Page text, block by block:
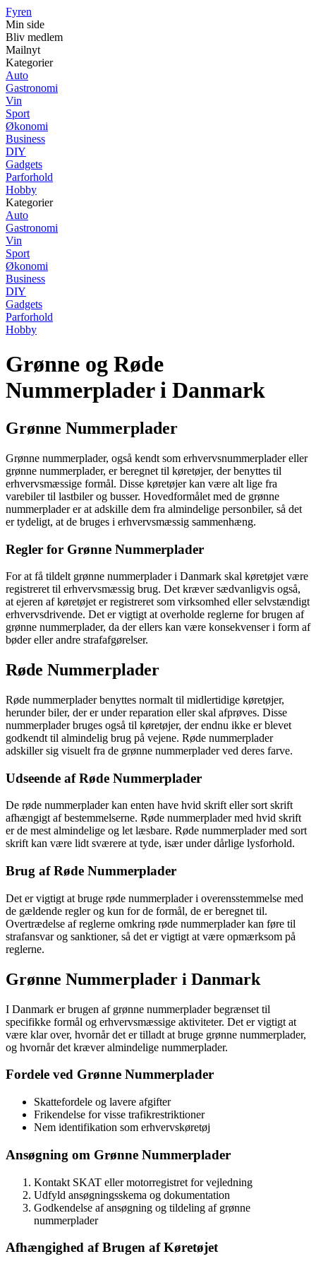
Fyren
Min side
Bliv medlem
Mailnyt
Kategorier
Auto
Gastronomi
Vin
Sport
Økonomi
Business
DIY
Gadgets
Parforhold
Hobby
Kategorier
Auto
Gastronomi
Vin
Sport
Økonomi
Business
DIY
Gadgets
Parforhold
Hobby
Grønne og Røde
Nummerplader i Danmark
Grønne Nummerplader
Grønne nummerplader, også kendt som erhvervsnummerplader eller
grønne nummerplader, er beregnet til køretøjer, der benyttes til
erhvervsmæssige formål. Disse køretøjer kan være alt lige fra
varebiler til lastbiler og busser. Hovedformålet med de grønne
nummerplader er at adskille dem fra almindelige personbiler, så det
er tydeligt, at de bruges i erhvervsmæssig sammenhæng.
Regler for Grønne Nummerplader
For at få tildelt grønne nummerplader i Danmark skal køretøjet være
registreret til erhvervsmæssig brug. Det kræver sædvanligvis også,
at ejeren af køretøjet er registreret som virksomhed eller selvstændigt
erhvervsdrivende. Det er vigtigt at overholde reglerne for brugen af
grønne nummerplader, da der ellers kan være konsekvenser i form af
bøder eller andre strafafgørelser.
Røde Nummerplader
Røde nummerplader benyttes normalt til midlertidige køretøjer,
herunder biler, der er under reparation eller skal afprøves. Disse
nummerplader bruges også til køretøjer, der endnu ikke er blevet
godkendt til almindelig brug på vejene. Røde nummerplader
adskiller sig visuelt fra de grønne nummerplader ved deres farve.
Udseende af Røde Nummerplader
De røde nummerplader kan enten have hvid skrift eller sort skrift
afhængigt af bestemmelserne. Røde nummerplader med hvid skrift
er de mest almindelige og let læsbare. Røde nummerplader med sort
skrift kan være lidt sværere at tyde, især under dårlige lysforhold.
Brug af Røde Nummerplader
Det er vigtigt at bruge røde nummerplader i overensstemmelse med
de gældende regler og kun for de formål, de er beregnet til.
Overtrædelse af reglerne omkring røde nummerplader kan føre til
strafansvar og sanktioner, så det er vigtigt at være opmærksom på
reglerne.
Grønne Nummerplader i Danmark
I Danmark er brugen af grønne nummerplader begrænset til
specifikke formål og erhvervsmæssige aktiviteter. Det er vigtigt at
være klar over, hvornår det er tilladt at bruge grønne nummerplader,
og hvornår det kræver almindelige nummerplader.
Fordele ved Grønne Nummerplader
Skattefordele og lavere afgifter
Frikendelse for visse trafikrestriktioner
Nem identifikation som erhvervskøretøj
Ansøgning om Grønne Nummerplader
Kontakt SKAT eller motorregistret for vejledning
Udfyld ansøgningsskema og dokumentation
Godkendelse af ansøgning og tildeling af grønne
nummerplader
Afhængighed af Brugen af Køretøjet